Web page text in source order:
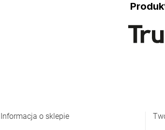
Informacja o sklepie